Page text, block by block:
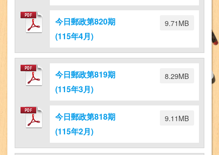
今日郵政第820期
(115年4月)
9.71MB
今日郵政第819期
(115年3月)
8.29MB
今日郵政第818期
(115年2月)
9.11MB